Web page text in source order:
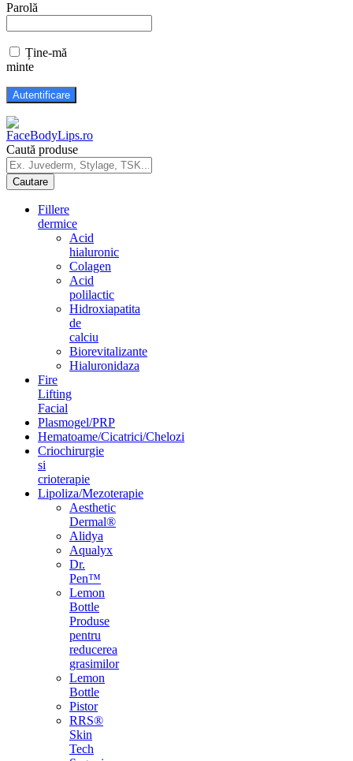
Parolă
Ține-mă
minte
Caută produse
Fillere
dermice
Acid
hialuronic
Colagen
Acid
polilactic
Hidroxiapatita
de
calciu
Biorevitalizante
Hialuronidaza
Fire
Lifting
Facial
Plasmogel/PRP
Hematoame/Cicatrici/Chelozi
Criochirurgie
si
crioterapie
Lipoliza/Mezoterapie
Aesthetic
Dermal®
Alidya
Aqualyx
Dr.
Pen™
Lemon
Bottle
Produse
pentru
reducerea
grasimilor
Lemon
Bottle
Pistor
RRS®
Skin
Tech